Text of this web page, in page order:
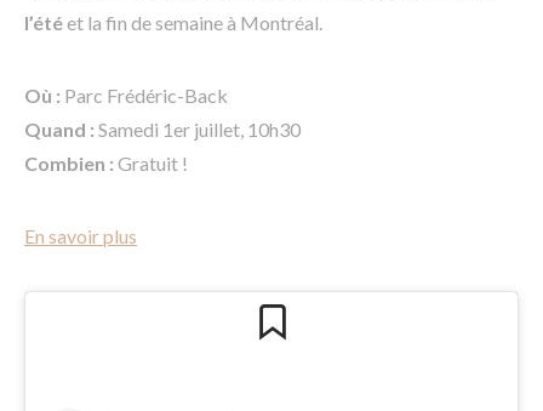
l’étéet la fin de semaine à Montréal.
Où : Parc Frédéric-Back
Quand : Samedi 1er juillet, 10h30
Combien : Gratuit !
En savoir plus